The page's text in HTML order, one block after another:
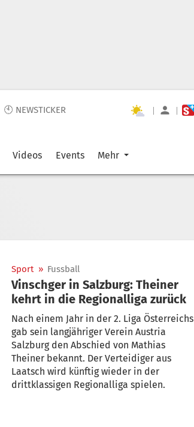
🕙 NEWSTICKER | |
Videos Events Mehr
Sport » Fussball
Vinschger in Salzburg: Theiner
kehrt in die Regionalliga zurück
Nach einem Jahr in der 2. Liga Österreichs
gab sein langjähriger Verein Austria
Salzburg den Abschied von Mathias
Theiner bekannt. Der Verteidiger aus
Laatsch wird künftig wieder in der
drittklassigen Regionalliga spielen.